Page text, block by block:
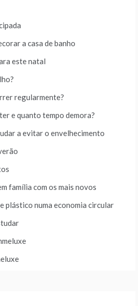
a casa de banho
este natal
regularmente?
e quanto tempo demora?
a evitar o envelhecimento
família com os mais novos
plástico numa economia circular